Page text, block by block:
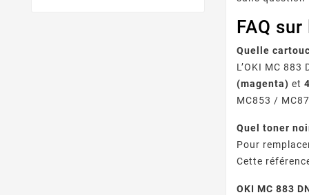
FAQ
Quelle
L’OKI MC
(magenta) et
MC853 /
Quel toner
Pour
Cette
OKI MC 883